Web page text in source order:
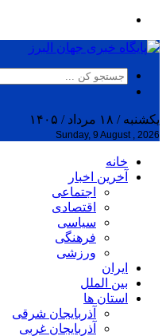
یکشنبه / ۱۸ مرداد / ۱۴۰۵
Sunday, 9 August , 2026
خانه
آخرین اخبار
اجتماعی
اقتصادی
سیاسی
فرهنگی
ورزشی
ایران
بین الملل
استان ها
آذربایجان شرقی
آذربایجان غربی